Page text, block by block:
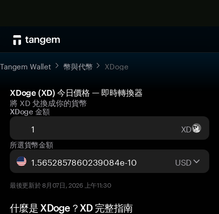
Tangem Wallet 幣與代幣 XDoge
XDoge (XD) 今日價格 — 即時轉換器
將 XD 兌換成你的貨幣
XDoge 金額
XD
所選貨幣金額
USD
最後更新於 8月07日, 2026 上午11:30
什麼是 XDoge？XD 完整指南